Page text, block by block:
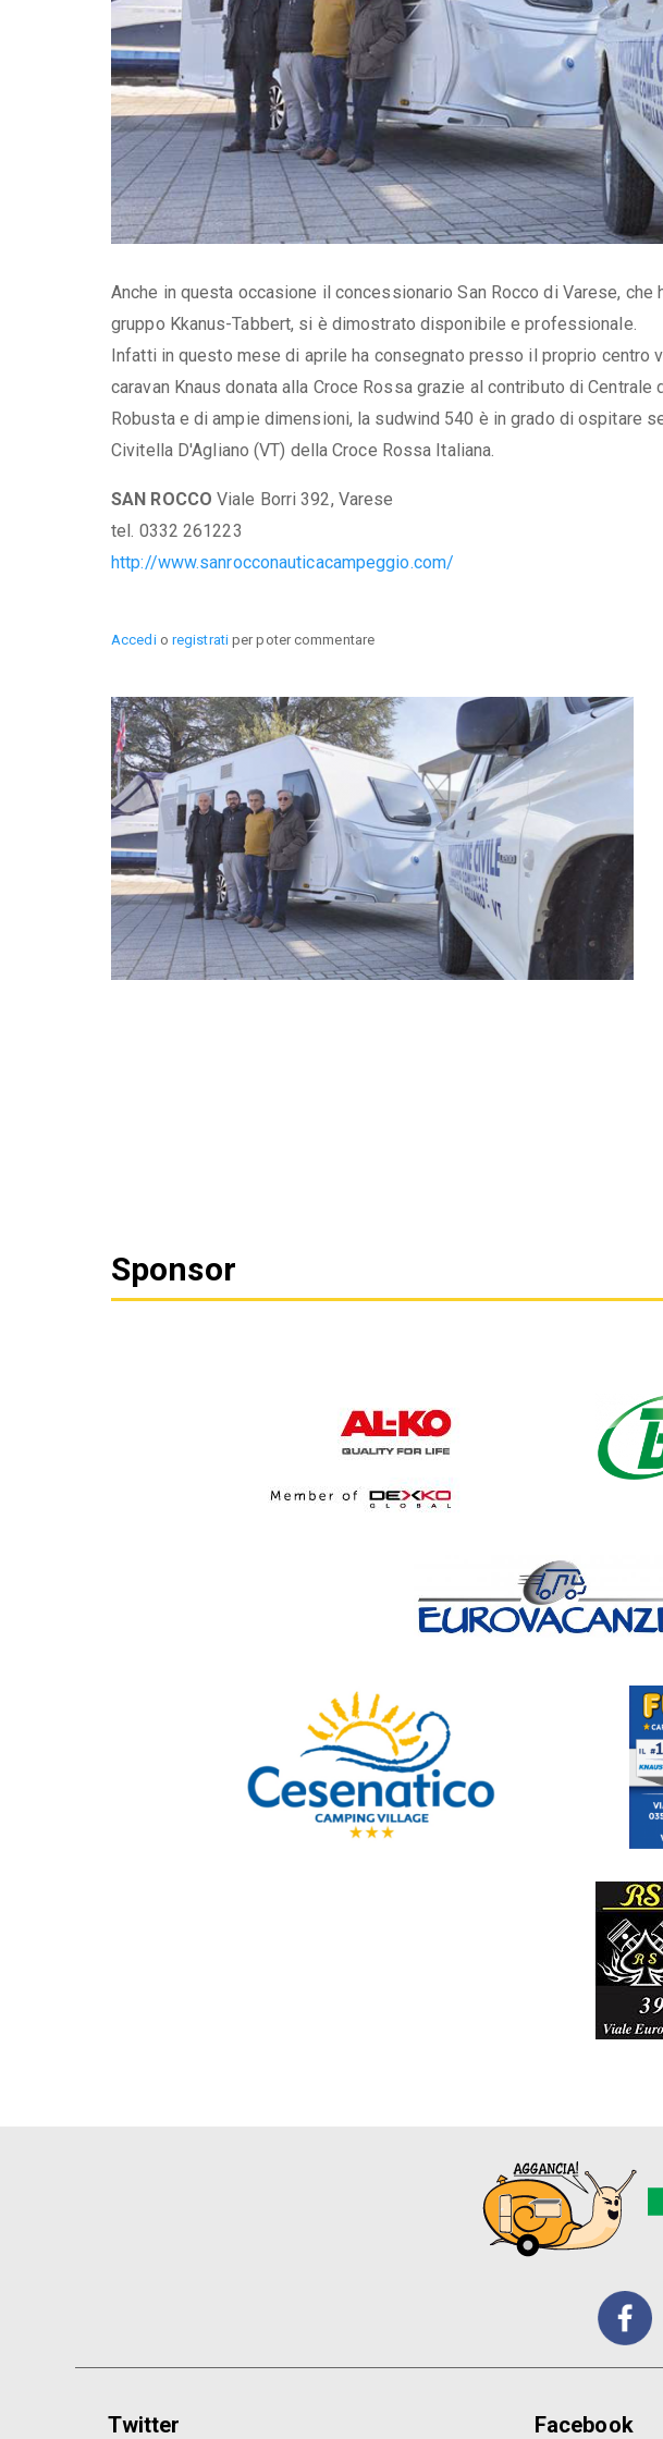
Anche in questa occasione il concessionario San Rocco di Varese,
gruppo Kkanus-Tabbert, si è dimostrato disponibile e professionale.
Infatti in questo mese di aprile ha consegnato presso il proprio centro
caravan Knaus donata alla Croce Rossa grazie al contributo di
Robusta e di ampie dimensioni, la sudwind 540 è in grado di ospitare
Civitella D'Agliano (VT) della Croce Rossa Italiana.
SAN ROCCO Viale Borri 392, Varese
tel. 0332 261223
http://www.sanrocconauticacampeggio.com/
Accedio registratiper poter commentare
Sponsor
Twitter Facebook